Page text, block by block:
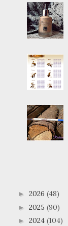
► 2026 (48)
► 2025 (90)
► 2024 (104)